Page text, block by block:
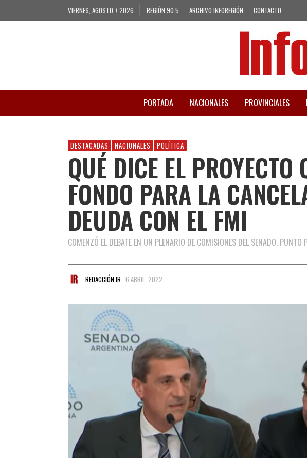
VIERNES, AGOSTO 7 2026 REGIÓN 90.5 ARCHIVO INFOREGIÓN CONTACTO
PORTADA NACIONALES PROVINCIALES
DESTACADAS NACIONALES POLÍTICA
QUÉ DICE EL PROYECTO
FONDO PARA LA
DEUDA CON EL FMI
COMENZÓ EL DEBATE EN UN PLENARIO DE COMISIONES DEL SENADO. PUNTO
REDACCIÓN IR 6 ABRIL, 2022